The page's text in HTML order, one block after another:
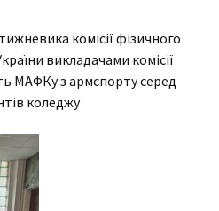
комісії фізичного
викладачами комісії
МАФКу з армспорту серед
коледжу